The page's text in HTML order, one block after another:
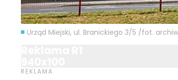
Urząd Miejski, ul. Branickiego 3/5 /fot.